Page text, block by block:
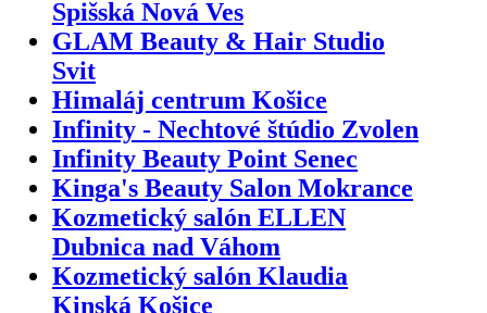
Spišská Nová Ves
GLAM Beauty & Hair Studio
Svit
Himaláj centrum Košice
Infinity - Nechtové štúdio Zvolen
Infinity Beauty Point Senec
Kinga's Beauty Salon Mokrance
Kozmetický salón ELLEN
Dubnica nad Váhom
Kozmetický salón Klaudia
Kinská Košice